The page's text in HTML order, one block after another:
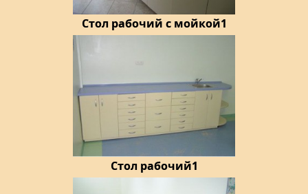
Стол рабочий с мойкой1
Стол рабочий1